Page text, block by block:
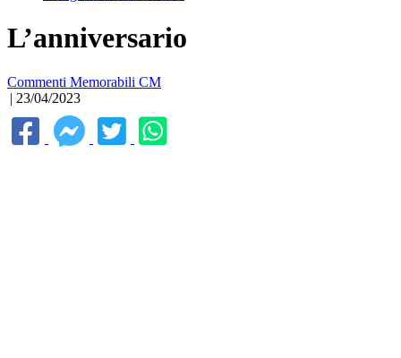
L’anniversario
Commenti Memorabili CM
| 23/04/2023